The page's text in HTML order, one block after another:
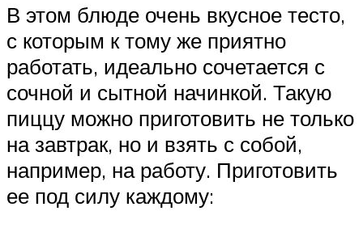
В этом блюде очень вкусное тесто,
с которым к тому же приятно
работать, идеально сочетается с
сочной и сытной начинкой. Такую
пиццу можно приготовить не только
на завтрак, но и взять с собой,
например, на работу. Приготовить
ее под силу каждому: